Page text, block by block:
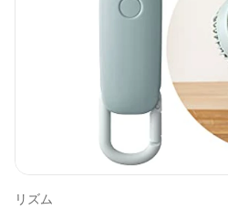
リズム